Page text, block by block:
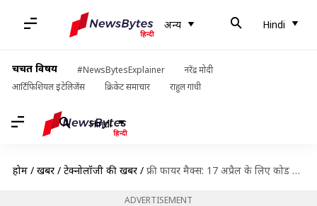
अन्य Hindi
चर्चित विषय #NewsBytesExplainer
नरेंद्र मोदी
आर्टिफिशियल इंटेलिजेंस
क्रिकेट समाचार राहुल गांधी
Hindi
होम / खबरें / टेक्नोलॉजी की खबरें / फ्री फायर मैक्स: 17 अप्रैल के लिए कोड जारी, जानिए कैसे करें रिडीम
ADVERTISEMENT